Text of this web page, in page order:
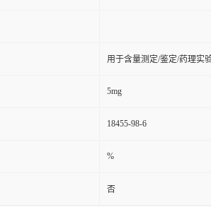
用于含量测定/鉴定/药理实
5mg
18455-98-6
%
否